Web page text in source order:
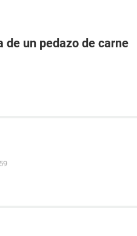
de un pedazo de carne